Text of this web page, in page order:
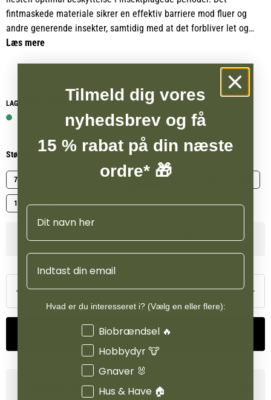
fintmaskede materiale sikrer en effektiv barriere mod fluer og
andre generende insekter, samtidig med at det forbliver let og
åndbart, så hesten kan bevæge sig komfortabelt hele dagen. Den
dokumenteret afvisende effekt på insekter, hvilket giver en ekstra
beskyttelse sammenlignet med mere traditionelle dækkener.
Zebra insektdækken er designet med fokus på både pasform og
bevægelsesfrihed. Den dobbelte frontlukning giver en stabil og
sikker tilpasning, mens bevægelsesfolden ved skuldrene sikrer, at
hesten frit kan bevæge sig uden begrænsninger. Den integrerede
maveklap og haleklap beskytter udsatte områder, og de justerbare
benstropper samt halerem sørger for, at dækkenet bliver liggende
korrekt, selv når hesten er aktiv på folden.
Læs mere
LAGERSTATUS WEBSHOP
Størrelse
75
155 165
Se lagerstatus i vores butikker
Tilføj til kurv
Produktinformation
Tilmeld dig vores
nyhedsbrev og få
15 % rabat på din næste
ordre* 🎁
Navn
Email
Hvad er du interesseret i? (Vælg en eller flere):
Interesser
Biobrændsel 🔥
Hobbydyr 🐮
Gnaver 🐰
Hus & Have 🏠